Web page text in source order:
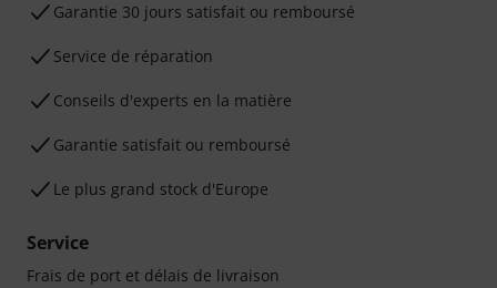
Garantie 30 jours satisfait ou remboursé
Service de réparation
Conseils d'experts en la matière
Garantie satisfait ou remboursé
Le plus grand stock d'Europe
Service
Frais de port et délais de livraison